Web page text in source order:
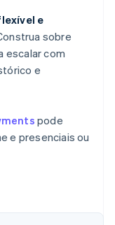
e
sobre
escalar com
e
pode
e presenciais ou